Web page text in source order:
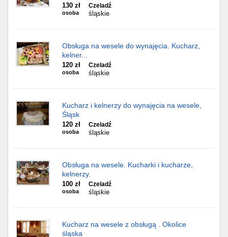
130 zł
osoba
Czeladź
śląskie
Obsługa na wesele do wynajęcia. Kucharz,
kelner...
120 zł
osoba
Czeladź
śląskie
Kucharz i kelnerzy do wynajęcia na wesele,
Śląsk
120 zł
osoba
Czeladź
śląskie
Obsługa na wesele. Kucharki i kucharze,
kelnerzy.
100 zł
osoba
Czeladź
śląskie
Kucharz na wesele z obsługą . Okolice
śląska